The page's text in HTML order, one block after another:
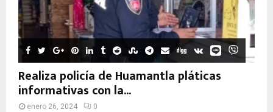
Realiza policía de Huamantla pláticas
informativas con la...
enero 26, 2024 0